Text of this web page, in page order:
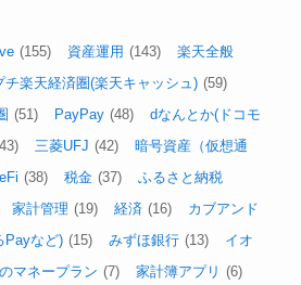
(155) 資産運用 (143)
楽天全般
チ楽天経済圏(楽天キャッシュ) (59)
(51) PayPay (48)
dなんとか(ドコモ
三菱UFJ (42)
暗号資産（仮想通
(38) 税金 (37)
ふるさと納税
家計管理 (19) 経済 (16)
カブアンド
Payなど) (15) みずほ銀行 (13)
イオ
マネープラン (7) 家計簿アプリ (6)